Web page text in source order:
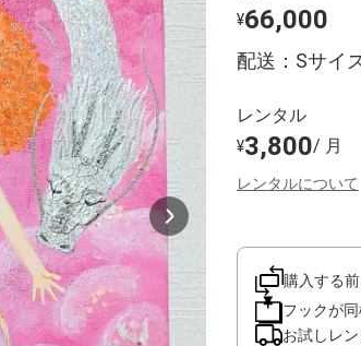
¥66,000
配送：Sサイ
レンタル
¥3,800/ 月
レンタルについて
購入する
フックが
お試しレ